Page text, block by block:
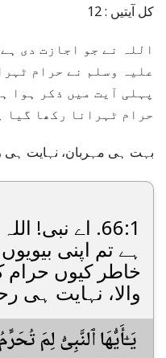
کل آیتیں : 12
اللہ نے جو اجازت دی
علیہ وسلم نے حرام
پہلی آیت میں ذکر ہوا
حرام ٹہرانا رکھا گیا
بہت ہی مہربان، نہایت ہی
66:1. اے نبی!
ہے تم اپنی
خاطر کیوں حرام
والا، نہایت ہی رحم
يَـٰٓأَيُّهَا ٱلنَّبِىُّ لِمَ